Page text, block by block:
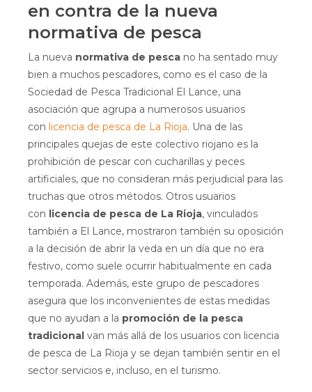
en contra de la nueva
normativa de pesca
La nueva normativa de pesca no ha sentado muy
bien a muchos pescadores, como es el caso de la
Sociedad de Pesca Tradicional El Lance, una
asociación que agrupa a numerosos usuarios
con licencia de pesca de La Rioja. Una de las
principales quejas de este colectivo riojano es la
prohibición de pescar con cucharillas y peces
artificiales, que no consideran más perjudicial para las
truchas que otros métodos. Otros usuarios
con licencia de pesca de La Rioja, vinculados
también a El Lance, mostraron también su oposición
a la decisión de abrir la veda en un día que no era
festivo, como suele ocurrir habitualmente en cada
temporada. Además, este grupo de pescadores
asegura que los inconvenientes de estas medidas
que no ayudan a la promoción de la pesca
tradicional van más allá de los usuarios con licencia
de pesca de La Rioja y se dejan también sentir en el
sector servicios e, incluso, en el turismo.